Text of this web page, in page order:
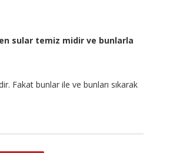
sular temiz midir ve bunlarla
Fakat bunlar ile ve bunları sıkarak